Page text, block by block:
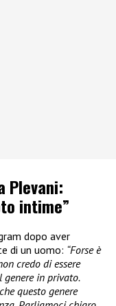
Plevani:
intime”
dopo aver
di un uomo: “Forse è
credo di essere
genere in privato.
questo genere